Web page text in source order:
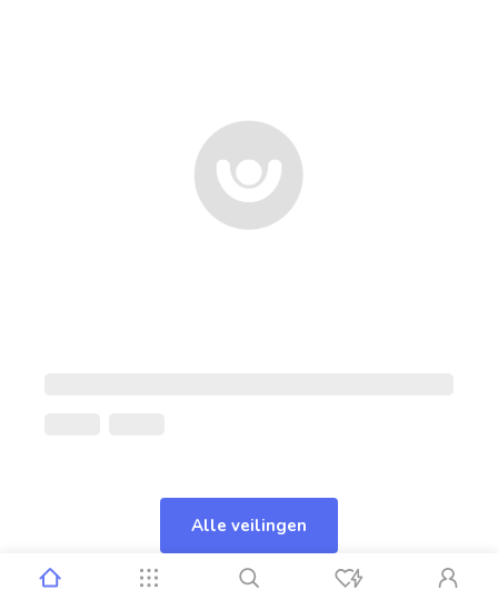
Alle veilingen